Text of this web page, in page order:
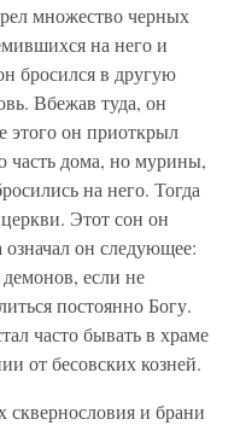
множество черных
на него и
бросился в другую
Вбежав туда, он
этого он приоткрыл
часть дома, но мурины,
на него. Тогда
Этот сон он
он следующее:
если не
постоянно Богу.
часто бывать в храме
от бесовских козней.
и брани